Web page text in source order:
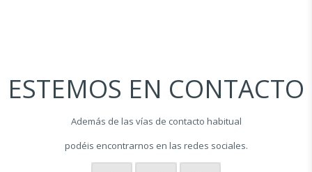
ESTEMOS EN CONTACTO
Además de las vías de contacto habitual
podéis encontrarnos en las redes sociales.